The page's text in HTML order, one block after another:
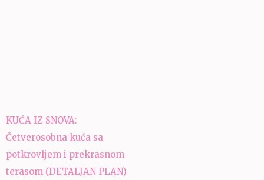
Navigacija
članaka
KUĆA IZ SNOVA:
Četverosobna kuća sa
potkrovljem i prekrasnom
terasom (DETALJAN PLAN)